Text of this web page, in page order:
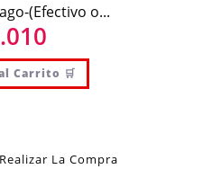
(Efectivo o...
Carrito 🛒
La Compra